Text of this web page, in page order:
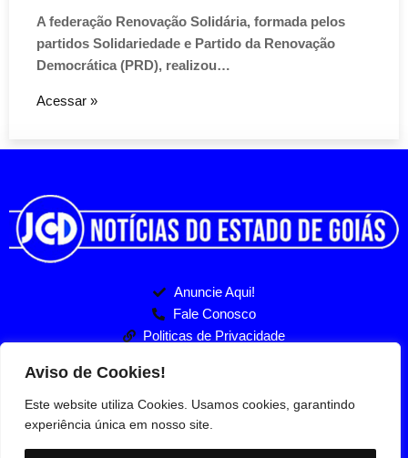
A federação Renovação Solidária, formada pelos
partidos Solidariedade e Partido da Renovação
Democrática (PRD), realizou…
Acessar »
Anuncie Aqui!
Fale Conosco
Politicas de Privacidade